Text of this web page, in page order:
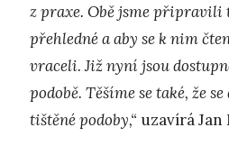
z praxe. Obě jsme připravili
přehledné a aby se k nim
vraceli. Již nyní jsou
podobě. Těšíme se také, že
tištěné podoby,“ uzavírá Jan